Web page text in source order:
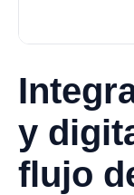
y
flujo